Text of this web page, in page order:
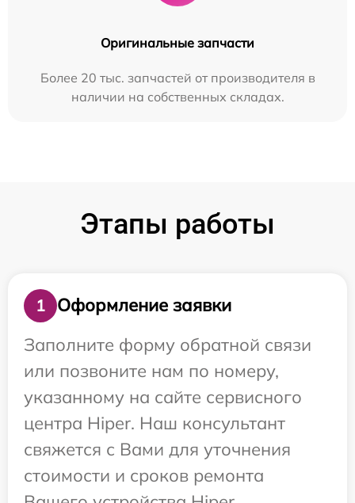
Оригинальные запчасти
Более 20 тыс. запчастей от производителя в
наличии на собственных складах.
Этапы работы
1
Оформление заявки
Заполните форму обратной связи
или позвоните нам по номеру,
указанному на сайте сервисного
центра Hiper. Наш консультант
свяжется с Вами для уточнения
стоимости и сроков ремонта